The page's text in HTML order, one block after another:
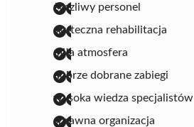
życzliwy personel
skuteczna rehabilitacja
miła atmosfera
dobrze dobrane zabiegi
wysoka wiedza specjalistów
sprawna organizacja